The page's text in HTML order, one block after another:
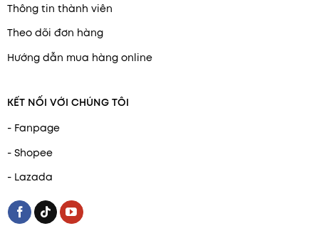
Thông tin thành viên
Theo dõi đơn hàng
Hướng dẫn mua hàng online
KẾT NỐI VỚI CHÚNG TÔI
- Fanpage
- Shopee
- Lazada